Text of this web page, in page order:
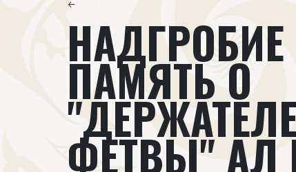
←
ПАМЯТЬ О
ФЕТВЫ" АЛ